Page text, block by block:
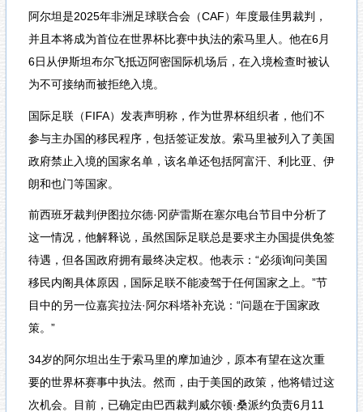
阿尔坦是2025年非洲足球联合会（CAF）年度最佳男裁判，
并且本将成为首位在世界杯比赛中执法的索马里人。他在6月
6日从伊斯坦布尔飞抵迈阿密国际机场后，在入境检查时被认
为不可接纳而被拒绝入境。
国际足联（FIFA）发表声明称，作为世界杯组织者，他们不
参与主办国的移民程序，包括签证发放。索马里被列入了美国
政府禁止入境的国家名单，该名单还包括阿富汗、利比亚、伊
朗和也门等国家。
前西班牙裁判伊图拉尔德·冈萨雷斯在塞尔电台节目中分析了
这一情况，他解释说，虽然国际足联总是要求主办国提供免签
待遇，但各国政府拥有最终决定权。他表示：“必须询问美国
移民内阁具体原因，国际足联不能凌驾于任何国家之上。”节
目中的另一位嘉宾拉法·阿尔科塔补充说：“问题在于国家政
策。”
34岁的阿尔坦出生于索马里的摩加迪沙，原本有望在这次重
要的世界杯赛事中执法。然而，由于美国的政策，他将错过这
次机会。目前，已确定由巴西裁判威尔顿·桑派约负责6月11